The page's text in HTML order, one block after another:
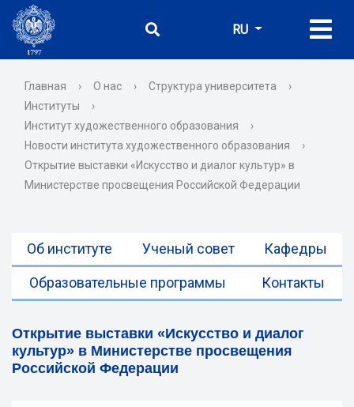
RU
Главная › О нас › Структура университета
›
Институты
›
Институт художественного образования
›
Новости института художественного образования
›
Открытие выставки «Искусство и диалог культур» в
Министерстве просвещения Российской Федерации
Об институте Ученый совет Кафедры
Образовательные программы Контакты
Открытие выставки «Искусство и диалог
культур» в Министерстве просвещения
Российской Федерации